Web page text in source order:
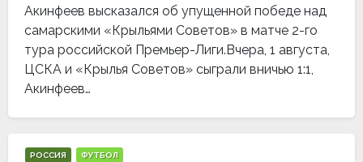
Акинфеев высказался об упущенной победе над
самарскими «Крыльями Советов» в матче 2-го
тура российской Премьер-Лиги.Вчера, 1 августа,
ЦСКА и «Крылья Советов» сыграли вничью 1:1,
Акинфеев…
РОССИЯ ФУТБОЛ